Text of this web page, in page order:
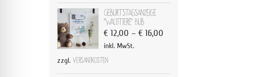
Geburtstagsanzeige
"Waldtiere" Bub
€12,00 –€16,00
inkl. MwSt.
zzgl. Versandkosten